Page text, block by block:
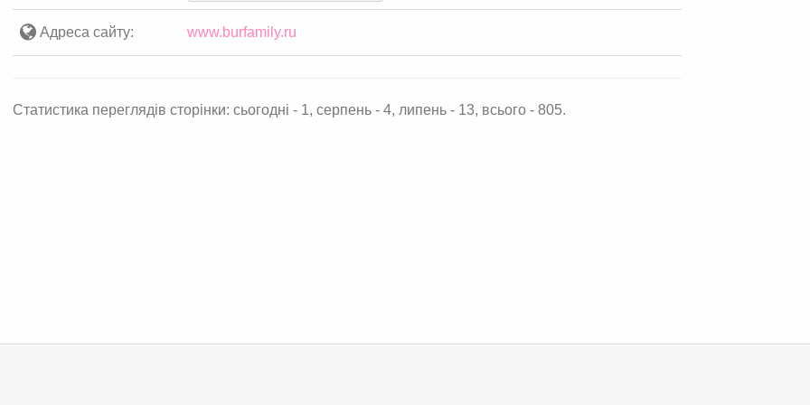
Адреса сайту: www.burfamily.ru
Статистика переглядів сторінки: сьогодні - 1, серпень - 4, липень - 13, всього - 805.